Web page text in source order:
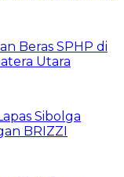
Beras SPHP di
Utara
Sibolga
BRIZZI